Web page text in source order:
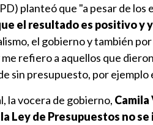
planteó que "a pesar de los
el resultado es positivo y
el gobierno y también
refiero a aquellos que
sin presupuesto, por ejemplo
la vocera de gobierno,
Ley de Presupuestos no se